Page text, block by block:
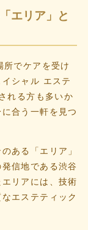
エリア」と
でケアを受け
シャル エステ
れる方も多いか
合う一軒を見つ
ある「エリア」
信地である渋谷
リアには、技術
エステティック